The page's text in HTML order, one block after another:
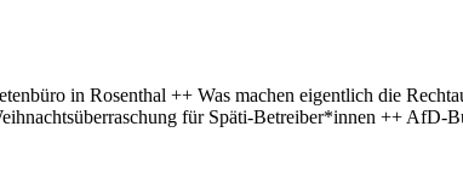
in Rosenthal ++ Was machen eigentlich die
für Späti-Betreiber*innen ++ AfD-